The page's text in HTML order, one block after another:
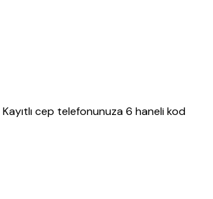
Kayıtlı cep telefonunuza 6 haneli kod